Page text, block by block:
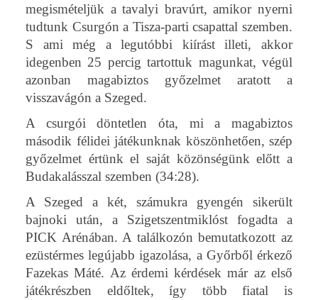
megismételjük a tavalyi bravúrt, amikor nyerni
tudtunk Csurgón a Tisza-parti csapattal szemben.
S ami még a legutóbbi kiírást illeti, akkor
idegenben 25 percig tartottuk magunkat, végül
azonban magabiztos győzelmet aratott a
visszavágón a Szeged.
A csurgói döntetlen óta, mi a magabiztos
második félidei játékunknak köszönhetően, szép
győzelmet értünk el saját közönségünk előtt a
Budakalásszal szemben (34:28).
A Szeged a két, számukra gyengén sikerült
bajnoki után, a Szigetszentmiklóst fogadta a
PICK Arénában. A találkozón bemutatkozott az
ezüstérmes legújabb igazolása, a Győrből érkező
Fazekas Máté. Az érdemi kérdések már az első
játékrészben eldőltek, így több fiatal is